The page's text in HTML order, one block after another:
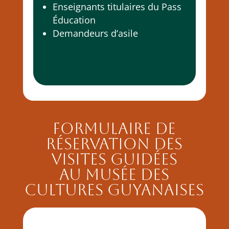
Enseignants titulaires du Pass
Éducation
Demandeurs d’asile
Formulaire de
réservation des
visites guidées
au Musée des
Cultures Guyanaises